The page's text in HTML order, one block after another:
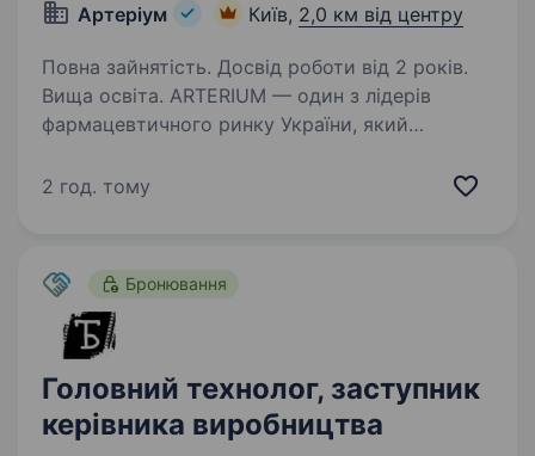
Артеріум Київ, 2,0 км від центру
Повна зайнятість. Досвід роботи від 2 років.
Вища освіта. ARTERIUM — один з лідерів
фармацевтичного ринку України, який
сучасних, ефективних та безпечних лікарських
2 год. тому
Бронювання
Головний технолог, заступник
керівника виробництва